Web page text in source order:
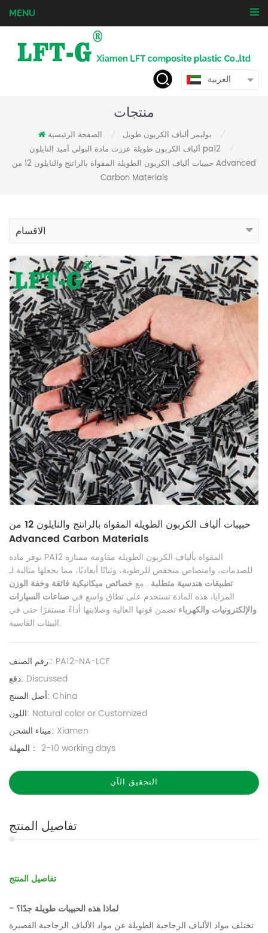
MENU
العربية
منتجات
الصفحة الرئيسية بوليمر ألياف الكربون طويل
ألياف الكربون طويلة عززت مادة البولي أميد النايلون pa12
حبيبات ألياف الكربون الطويلة المقواة بالراتنج والنايلون 12 من Advanced
Carbon Materials
الاقسام
حبيبات ألياف الكربون الطويلة المقواة بالراتنج والنايلون 12 من
Advanced Carbon Materials
توفر مادة PA12 المقواة بألياف الكربون الطويلة مقاومة ممتازة
للصدمات، وامتصاص منخفض للرطوبة، وثباتًا أبعاديًا، مما يجعلها مثالية لـ
تطبيقات هندسية متطلبة . مع خصائص ميكانيكية فائقة وخفة الوزن
المزايا، هذه المادة تستخدم على نطاق واسع في صناعات السيارات
والإلكترونيات والكهرباء تضمن قوتها العالية وصلابتها أداءً مستقرًا حتى في
البيئات القاسية.
رقم الصنف.: PA12-NA-LCF
دفع: Discussed
أصل المنتج: China
اللون: Natural color or Customized
ميناء الشحن: Xiamen
المهلة： 2-10 working days
التحقيق الآن
تفاصيل المنتج
تفاصيل المنتج
- لماذا هذه الحبيبات طويلة جدًا؟
تختلف مواد الألياف الزجاجية الطويلة عن مواد الألياف الزجاجية القصيرة